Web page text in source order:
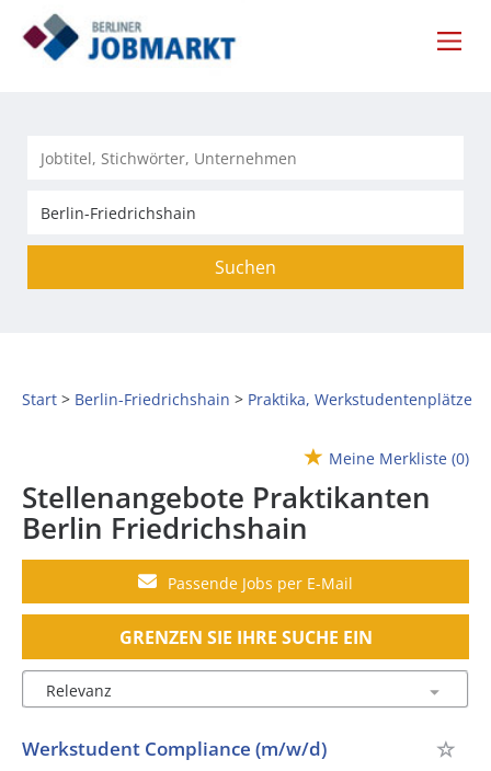
Suchen
Start Berlin-Friedrichshain Praktika, Werkstudentenplätze
Meine Merkliste (0)
Stellenangebote Praktikanten
Berlin Friedrichshain
Passende Jobs per E-Mail
GRENZEN SIE IHRE SUCHE EIN
Werkstudent Compliance (m/w/d)